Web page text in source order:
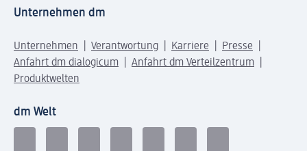
Unternehmen dm
Unternehmen Verantwortung Karriere
Presse
Anfahrt dm dialogicum
Anfahrt dm Verteilzentrum
Produktwelten
dm Welt